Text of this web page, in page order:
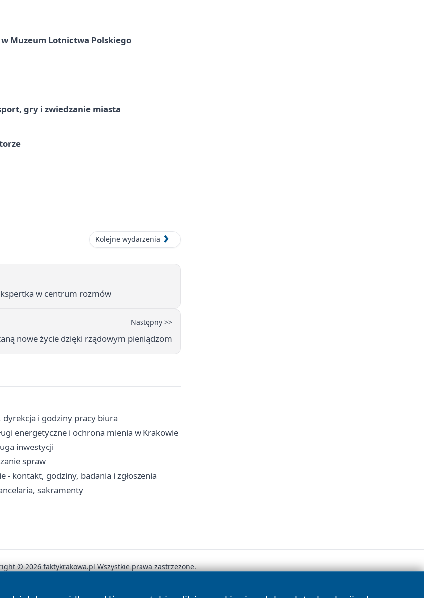
Muzeum Lotnictwa Polskiego
gry i zwiedzanie miasta
Kolejne wydarzenia
w centrum rozmów
Następny >>
nowe życie dzięki rządowym pieniądzom
dyrekcja i godziny pracy biura
energetyczne i ochrona mienia w Krakowie
inwestycji
spraw
- kontakt, godziny, badania i zgłoszenia
sakramenty
© 2026 faktykrakowa.pl Wszystkie prawa zastrzeżone.